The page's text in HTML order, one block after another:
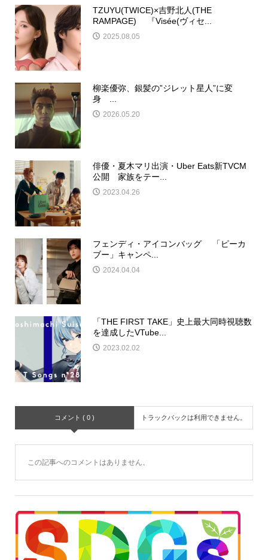
TZUYU(TWICE)×吉野北人(THE
RAMPAGE) 『Visée(ヴィセ...
2025.08.05
柳楽優弥、銀髪の”ジレット星人”に変
身 ...
2026.05.20
俳優・夏木マリ出演・Uber Eats新TVCM
公開 家族をテー...
2023.04.26
フェンディ・アイコンバッグ 「ピーカ
ブー」キャンペ...
2024.04.04
「THE FIRST TAKE」史上最大同時視聴数
を達成したVTube...
2023.02.02
コメント ( 0 ) トラックバックは利用できません。
この記事へのコメントはありません。